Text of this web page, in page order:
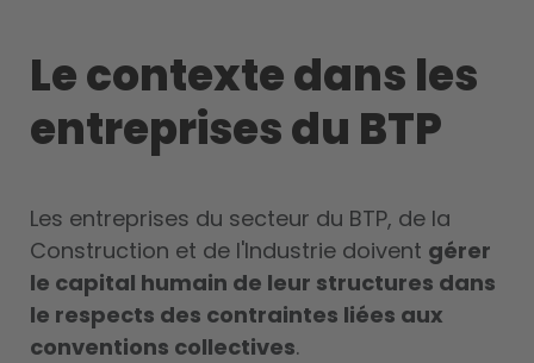
Le contexte dans les
entreprises du BTP
Les entreprises du secteur du BTP, de la
Construction et de l'Industrie doivent gérer
le capital humain de leur structures dans
le respects des contraintes liées aux
conventions collectives.